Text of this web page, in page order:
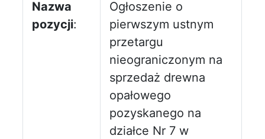
Nazwa
pozycji:
Ogłoszenie o
pierwszym ustnym
przetargu
nieograniczonym na
sprzedaż drewna
opałowego
pozyskanego na
działce Nr 7 w